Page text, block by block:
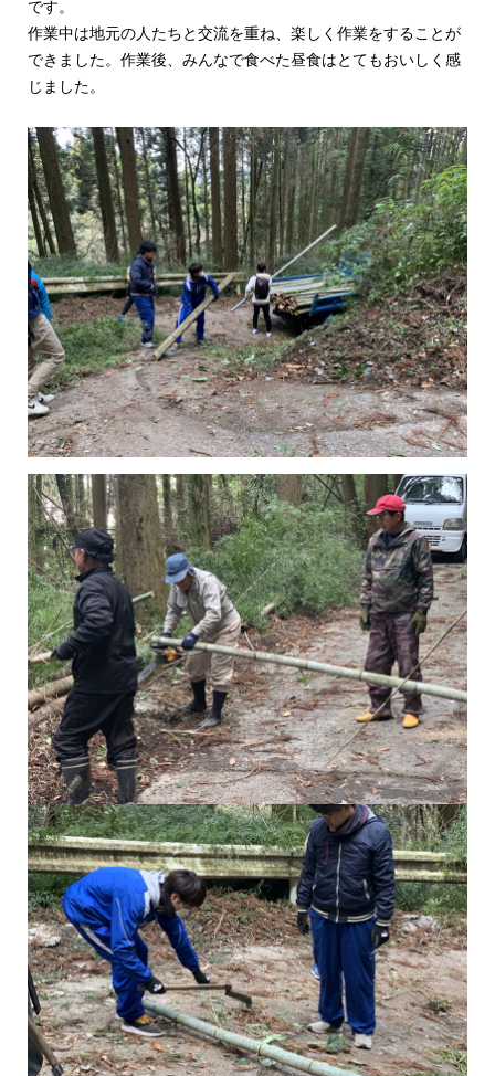
です。
作業中は地元の人たちと交流を重ね、楽しく作業をすることが
できました。作業後、みんなで食べた昼食はとてもおいしく感
じました。